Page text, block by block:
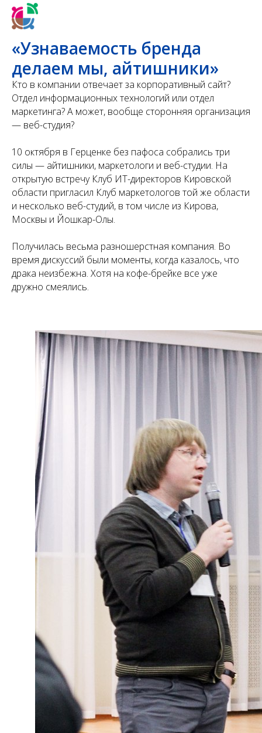
«Узнаваемость бренда
делаем мы, айтишники»
Кто в компании отвечает за корпоративный сайт?
Отдел информационных технологий или отдел
маркетинга? А может, вообще сторонняя организация
— веб-студия?
10 октября в Герценке без пафоса собрались три
силы — айтишники, маркетологи и веб-студии. На
открытую встречу Клуб ИТ-директоров Кировской
области пригласил Клуб маркетологов той же области
и несколько веб-студий, в том числе из Кирова,
Москвы и Йошкар-Олы.
Получилась весьма разношерстная компания. Во
время дискуссий были моменты, когда казалось, что
драка неизбежна. Хотя на кофе-брейке все уже
дружно смеялись.